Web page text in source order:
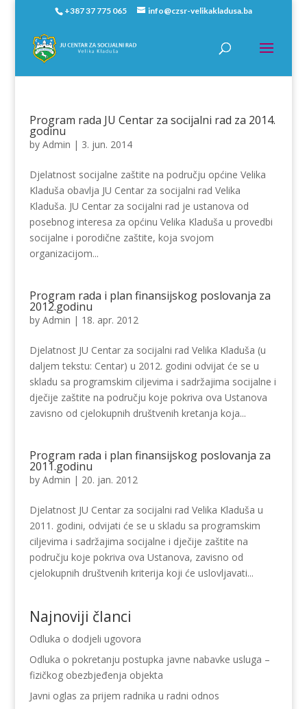
+387 37 775 065 info@czsr-velikakladusa.ba
Program rada JU Centar za socijalni rad za 2014.
godinu
by Admin | 3. jun. 2014
Djelatnost socijalne zaštite na području općine Velika
Kladuša obavlja JU Centar za socijalni rad Velika
Kladuša. JU Centar za socijalni rad je ustanova od
posebnog interesa za općinu Velika Kladuša u provedbi
socijalne i porodične zaštite, koja svojom
organizacijom...
Program rada i plan finansijskog poslovanja za
2012.godinu
by Admin | 18. apr. 2012
Djelatnost JU Centar za socijalni rad Velika Kladuša (u
daljem tekstu: Centar) u 2012. godini odvijat će se u
skladu sa programskim ciljevima i sadržajima socijalne i
dječije zaštite na području koje pokriva ova Ustanova
zavisno od cjelokupnih društvenih kretanja koja...
Program rada i plan finansijskog poslovanja za
2011.godinu
by Admin | 20. jan. 2012
Djelatnost JU Centar za socijalni rad Velika Kladuša u
2011. godini, odvijati će se u skladu sa programskim
ciljevima i sadržajima socijalne i dječije zaštite na
području koje pokriva ova Ustanova, zavisno od
cjelokupnih društvenih kriterija koji će uslovljavati...
Najnoviji članci
Odluka o dodjeli ugovora
Odluka o pokretanju postupka javne nabavke usluga –
fizičkog obezbjeđenja objekta
Javni oglas za prijem radnika u radni odnos